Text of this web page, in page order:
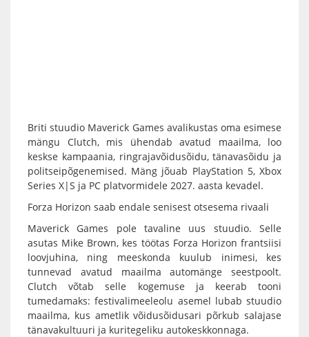
Briti stuudio Maverick Games avalikustas oma esimese
mängu Clutch, mis ühendab avatud maailma, loo
keskse kampaania, ringrajavõidusõidu, tänavasõidu ja
politseipõgenemised. Mäng jõuab PlayStation 5, Xbox
Series X|S ja PC platvormidele 2027. aasta kevadel.
Forza Horizon saab endale senisest otsesema rivaali
Maverick Games pole tavaline uus stuudio. Selle
asutas Mike Brown, kes töötas Forza Horizon frantsiisi
loovjuhina, ning meeskonda kuulub inimesi, kes
tunnevad avatud maailma automänge seestpoolt.
Clutch võtab selle kogemuse ja keerab tooni
tumedamaks: festivalimeeleolu asemel lubab stuudio
maailma, kus ametlik võidusõidusari põrkub salajase
tänavakultuuri ja kuritegeliku autokeskkonnaga.